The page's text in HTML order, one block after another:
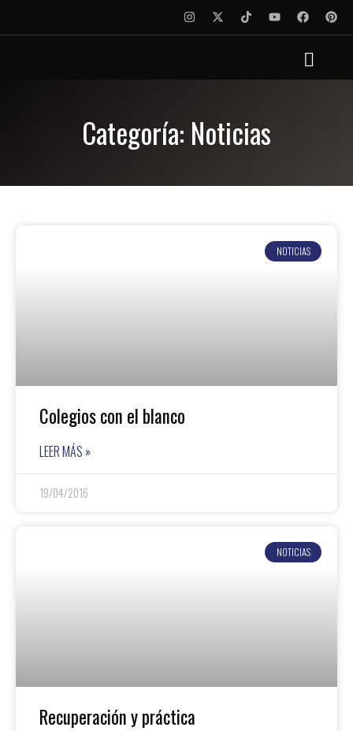
Categoría: Noticias
NOTICIAS
Colegios con el blanco
LEER MÁS »
19/04/2016
NOTICIAS
Recuperación y práctica